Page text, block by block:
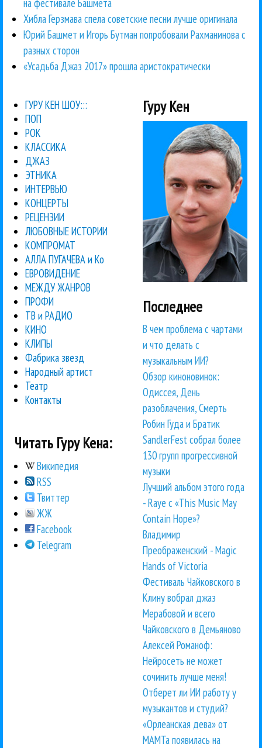
Хибла Герзмава спела советские песни лучше оригинала
Юрий Башмет и Игорь Бутман попробовали Рахманинова с
разных сторон
«Усадьба Джаз 2017» прошла аристократически
ГУРУ КЕН ШОУ:::
ПОП
РОК
КЛАССИКА
ДЖАЗ
ЭТНИКА
ИНТЕРВЬЮ
КОНЦЕРТЫ
РЕЦЕНЗИИ
ЛЮБОВНЫЕ ИСТОРИИ
КОМПРОМАТ
АЛЛА ПУГАЧЕВА и Ко
ЕВРОВИДЕНИЕ
МЕЖДУ ЖАНРОВ
ПРОФИ
ТВ и РАДИО
КИНО
КЛИПЫ
Фабрика звезд
Народный артист
Театр
Контакты
Читать Гуру Кена:
Википедия
RSS
Твиттер
ЖЖ
Facebook
Telegram
Гуру Кен
Последнее
В чем проблема с чартами
и что делать с
музыкальным ИИ?
Обзор киноновинок:
Одиссея, День
разоблачения, Смерть
Робин Гуда и Братик
SandlerFest собрал более
130 групп прогрессивной
музыки
Лучший альбом этого года
- Raye с «This Music May
Contain Hope»?
Владимир
Преображенский - Magic
Hands of Victoria
Фестиваль Чайковского в
Клину вобрал джаз
Мерабовой и всего
Чайковского в Демьяново
Алексей Романоф:
Нейросеть не может
сочинить лучше меня!
Отберет ли ИИ работу у
музыкантов и студий?
«Орлеанская дева» от
МАМТа появилась на